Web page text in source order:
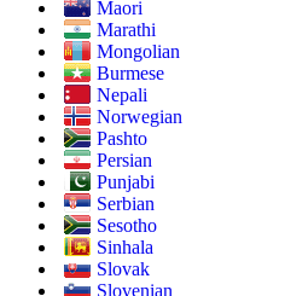
Maori
Marathi
Mongolian
Burmese
Nepali
Norwegian
Pashto
Persian
Punjabi
Serbian
Sesotho
Sinhala
Slovak
Slovenian